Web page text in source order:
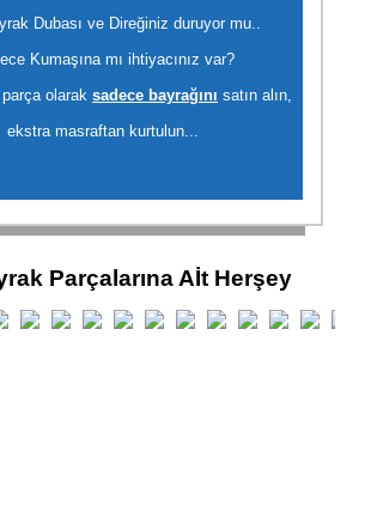
Dubası ve Direğiniz duruyor mu..
Kumaşına mı ihtiyacınız var?
olarak sadece bayrağını satın alın,
ekstra masraftan kurtulun...
Parçalarına Aİt Herşey